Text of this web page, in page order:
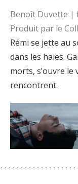
Benoît Duvette |
Produit par le
Rémi se jette au
dans les haies.
morts, s’ouvre le
rencontrent.